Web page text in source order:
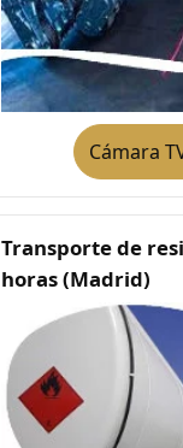
Cámara
Transporte de
horas (Madrid)